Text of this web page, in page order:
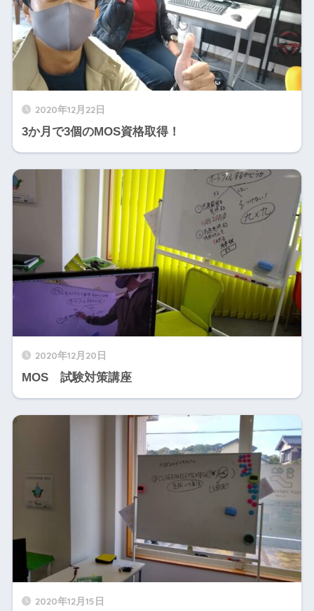
2020年12月22日
3か月で3個のMOS資格取得！
2020年12月20日
MOS 試験対策講座
2020年12月15日